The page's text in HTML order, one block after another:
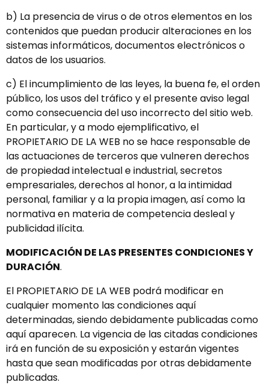
b) La presencia de virus o de otros elementos en los
contenidos que puedan producir alteraciones en los
sistemas informáticos, documentos electrónicos o
datos de los usuarios.
c) El incumplimiento de las leyes, la buena fe, el orden
público, los usos del tráfico y el presente aviso legal
como consecuencia del uso incorrecto del sitio web.
En particular, y a modo ejemplificativo, el
PROPIETARIO DE LA WEB no se hace responsable de
las actuaciones de terceros que vulneren derechos
de propiedad intelectual e industrial, secretos
empresariales, derechos al honor, a la intimidad
personal, familiar y a la propia imagen, así como la
normativa en materia de competencia desleal y
publicidad ilícita.
MODIFICACIÓN DE LAS PRESENTES CONDICIONES Y
DURACIÓN.
El PROPIETARIO DE LA WEB podrá modificar en
cualquier momento las condiciones aquí
determinadas, siendo debidamente publicadas como
aquí aparecen. La vigencia de las citadas condiciones
irá en función de su exposición y estarán vigentes
hasta que sean modificadas por otras debidamente
publicadas.